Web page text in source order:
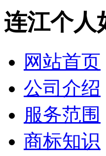
连江个人
网站首页
公司介绍
服务范围
商标知识